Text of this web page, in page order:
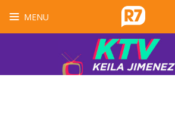
MENU